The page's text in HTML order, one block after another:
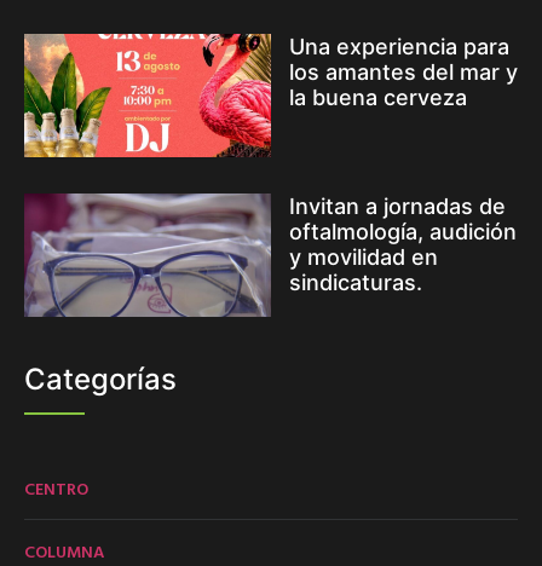
Una experiencia para
los amantes del mar y
la buena cerveza
Invitan a jornadas de
oftalmología, audición
y movilidad en
sindicaturas.
Categorías
CENTRO
COLUMNA